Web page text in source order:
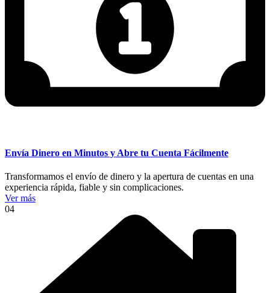
Envía Dinero en Minutos y Abre tu Cuenta Fácilmente
Transformamos el envío de dinero y la apertura de cuentas en una
experiencia rápida, fiable y sin complicaciones.
Ver más
04